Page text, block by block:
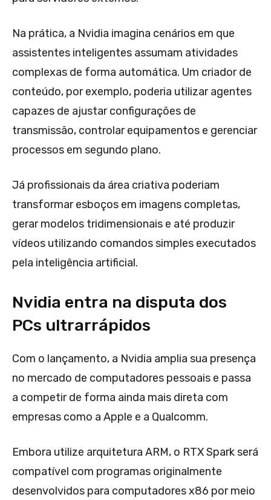
Na prática, a Nvidia imagina cenários em que
assistentes inteligentes assumam atividades
complexas de forma automática. Um criador de
conteúdo, por exemplo, poderia utilizar agentes
capazes de ajustar configurações de
transmissão, controlar equipamentos e gerenciar
processos em segundo plano.
Já profissionais da área criativa poderiam
transformar esboços em imagens completas,
gerar modelos tridimensionais e até produzir
vídeos utilizando comandos simples executados
pela inteligência artificial.
Nvidia entra na disputa dos
PCs ultrarrápidos
Com o lançamento, a Nvidia amplia sua presença
no mercado de computadores pessoais e passa
a competir de forma ainda mais direta com
empresas como a Apple e a Qualcomm.
Embora utilize arquitetura ARM, o RTX Spark será
compatível com programas originalmente
desenvolvidos para computadores x86 por meio